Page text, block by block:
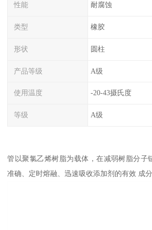
性能 耐腐蚀
类型 橡胶
形状 圆柱
产品等级 A级
使用温度 -20-43摄氏度
等级 A级
管以聚氯乙烯树脂为载体，在减弱树脂分子
准确、定时熔融、迅速吸收添加剂的有效 成分